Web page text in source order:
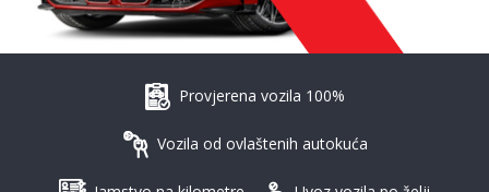
Provjerena vozila 100%
Vozila od ovlaštenih autokuća